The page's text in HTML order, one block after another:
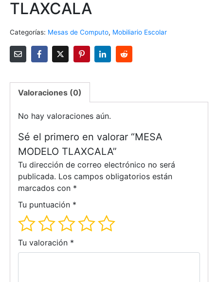
TLAXCALA
Categorías: Mesas de Computo, Mobiliario Escolar
Valoraciones (0)
No hay valoraciones aún.
Sé el primero en valorar “MESA
MODELO TLAXCALA”
Tu dirección de correo electrónico no será
publicada. Los campos obligatorios están
marcados con *
Tu puntuación *
Tu valoración *